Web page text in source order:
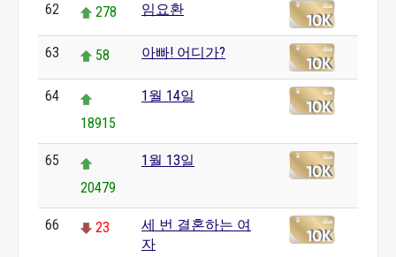
62 278 임요환
63 58 아빠! 어디가?
64
18915
1월 14일
65
20479
1월 13일
66 23
세 번 결혼하는 여
자